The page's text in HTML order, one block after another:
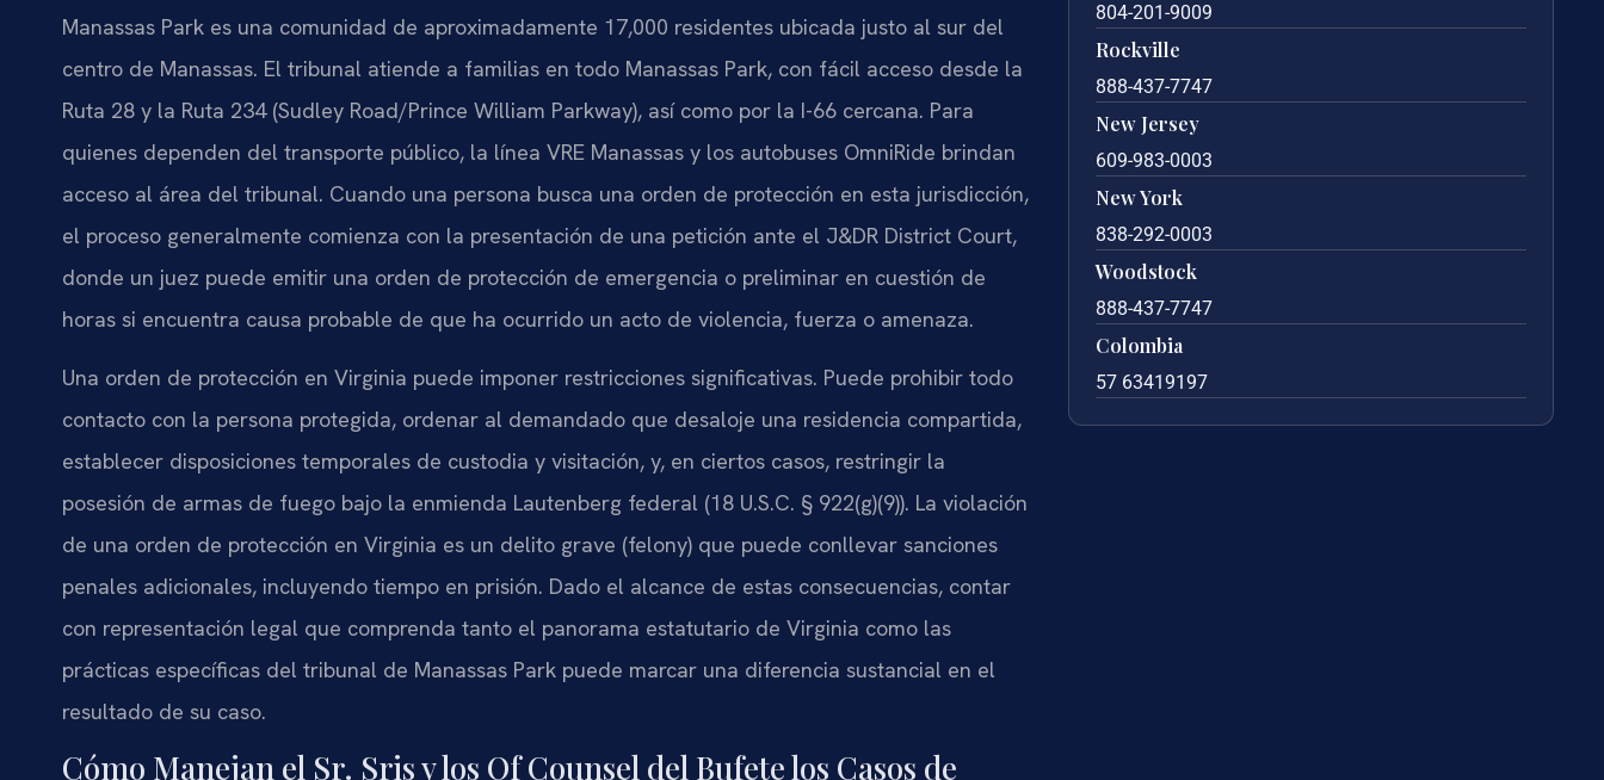
Manassas Park es una comunidad de aproximadamente 17,000 residentes ubicada justo al sur del
centro de Manassas. El tribunal atiende a familias en todo Manassas Park, con fácil acceso desde la
Ruta 28 y la Ruta 234 (Sudley Road/Prince William Parkway), así como por la I-66 cercana. Para
quienes dependen del transporte público, la línea VRE Manassas y los autobuses OmniRide brindan
acceso al área del tribunal. Cuando una persona busca una orden de protección en esta jurisdicción,
el proceso generalmente comienza con la presentación de una petición ante el J&DR District Court,
donde un juez puede emitir una orden de protección de emergencia o preliminar en cuestión de
horas si encuentra causa probable de que ha ocurrido un acto de violencia, fuerza o amenaza.
Una orden de protección en Virginia puede imponer restricciones significativas. Puede prohibir todo
contacto con la persona protegida, ordenar al demandado que desaloje una residencia compartida,
establecer disposiciones temporales de custodia y visitación, y, en ciertos casos, restringir la
posesión de armas de fuego bajo la enmienda Lautenberg federal (18 U.S.C. § 922(g)(9)). La violación
de una orden de protección en Virginia es un delito grave (felony) que puede conllevar sanciones
penales adicionales, incluyendo tiempo en prisión. Dado el alcance de estas consecuencias, contar
con representación legal que comprenda tanto el panorama estatutario de Virginia como las
prácticas específicas del tribunal de Manassas Park puede marcar una diferencia sustancial en el
resultado de su caso.
Cómo Manejan el Sr. Sris y los Of Counsel del Bufete los Casos de
804-201-9009
Rockville
888-437-7747
New Jersey
609-983-0003
New York
838-292-0003
Woodstock
888-437-7747
Colombia
57 63419197